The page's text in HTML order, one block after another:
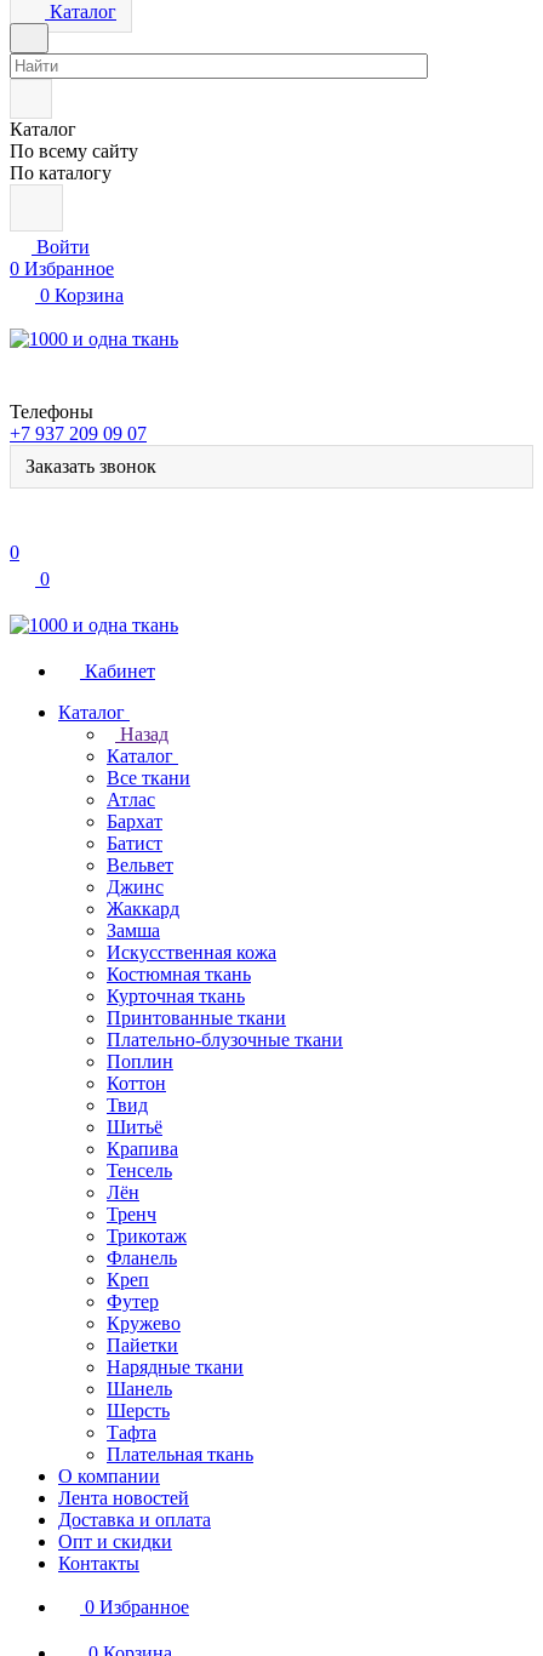
Каталог
Каталог
По всему сайту
По каталогу
Войти
0 Избранное
0 Корзина
Телефоны
+7 937 209 09 07
Заказать звонок
0
0
Кабинет
Каталог
Назад
Каталог
Все ткани
Атлас
Бархат
Батист
Вельвет
Джинс
Жаккард
Замша
Искусственная кожа
Костюмная ткань
Курточная ткань
Принтованные ткани
Плательно-блузочные ткани
Поплин
Коттон
Твид
Шитьё
Крапива
Тенсель
Лён
Тренч
Трикотаж
Фланель
Креп
Футер
Кружево
Пайетки
Нарядные ткани
Шанель
Шерсть
Тафта
Плательная ткань
О компании
Лента новостей
Доставка и оплата
Опт и скидки
Контакты
0 Избранное